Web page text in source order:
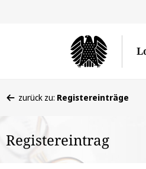
befinden
hier:
zurück zu: Registereinträge
Registereintrag